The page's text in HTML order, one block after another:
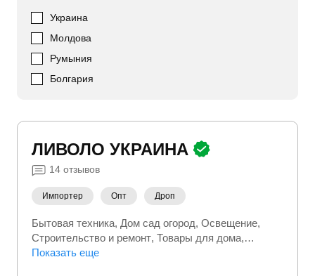
Украина
Молдова
Румыния
Болгария
ЛИВОЛО УКРАИНА
14 отзывов
Импортер Опт Дроп
Бытовая техника Дом сад огород Освещение
Строительство и ремонт Товары для дома
Электромонтажное оборудование
Показать еще